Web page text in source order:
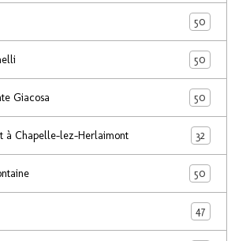
50
50
Giacosa 50
à Chapelle-lez-Herlaimont 32
50
47